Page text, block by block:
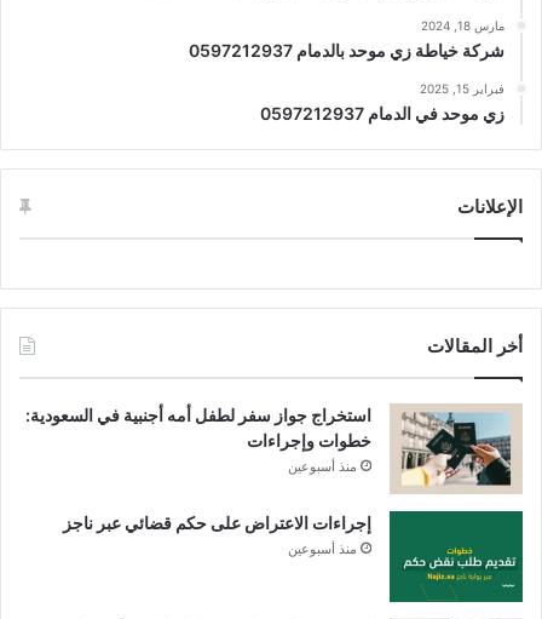
مارس 18, 2024
شركة خياطة زي موحد بالدمام 0597212937
فبراير 15, 2025
زي موحد في الدمام 0597212937
الإعلانات
أخر المقالات
استخراج جواز سفر لطفل أمه أجنبية في السعودية:
خطوات وإجراءات
منذ أسبوعين
إجراءات الاعتراض على حكم قضائي عبر ناجز
منذ أسبوعين